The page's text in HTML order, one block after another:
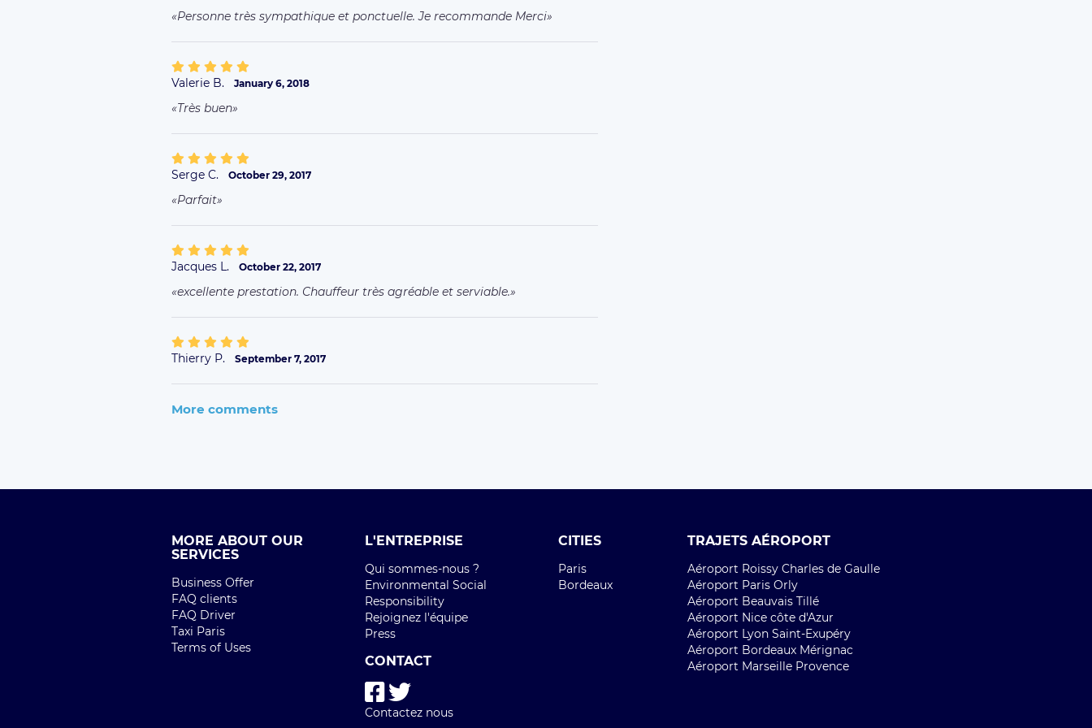
Personne très sympathique et ponctuelle. Je recommande Merci
Valerie B. January 6, 2018
Très buen
Serge C. October 29, 2017
Parfait
Jacques L. October 22, 2017
excellente prestation. Chauffeur très agréable et serviable.
Thierry P. September 7, 2017
More comments
MORE ABOUT OUR
SERVICES
Business Offer
FAQ clients
FAQ Driver
Taxi Paris
Terms of Uses
L'ENTREPRISE
Qui sommes-nous ?
Environmental Social
Responsibility
Rejoignez l'équipe
Press
CONTACT
Contactez nous
CITIES
Paris
Bordeaux
TRAJETS AÉROPORT
Aéroport Roissy Charles de Gaulle
Aéroport Paris Orly
Aéroport Beauvais Tillé
Aéroport Nice côte d'Azur
Aéroport Lyon Saint-Exupéry
Aéroport Bordeaux Mérignac
Aéroport Marseille Provence